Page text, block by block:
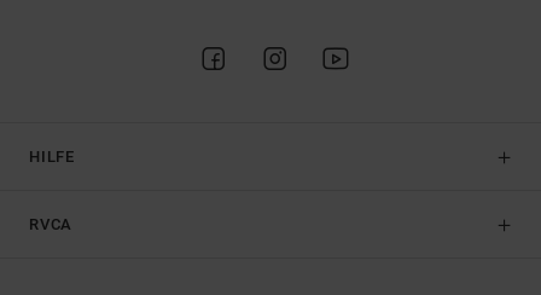
HILFE
RVCA